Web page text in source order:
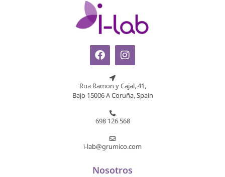
Rua Ramon y Cajal, 41,
Bajo 15006 A Coruña, Spain
698 126 568
i-lab@grumico.com
Nosotros